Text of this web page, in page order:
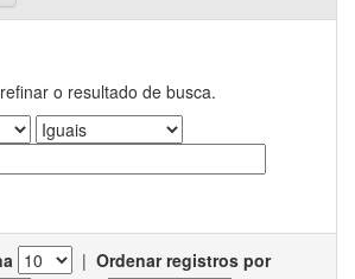
o resultado de busca.
| Ordenar registros por